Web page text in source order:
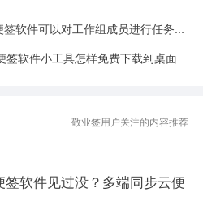
件可以对工作组成员进行任务提醒?
软件小工具怎样免费下载到桌面上？
敬业签用户关注的内容推荐
软件见过没？多端同步云便